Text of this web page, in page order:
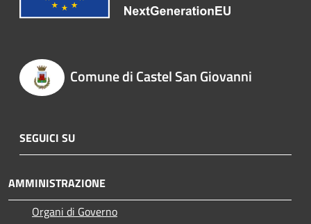
Comune di Castel San Giovanni
SEGUICI SU
AMMINISTRAZIONE
Organi di Governo